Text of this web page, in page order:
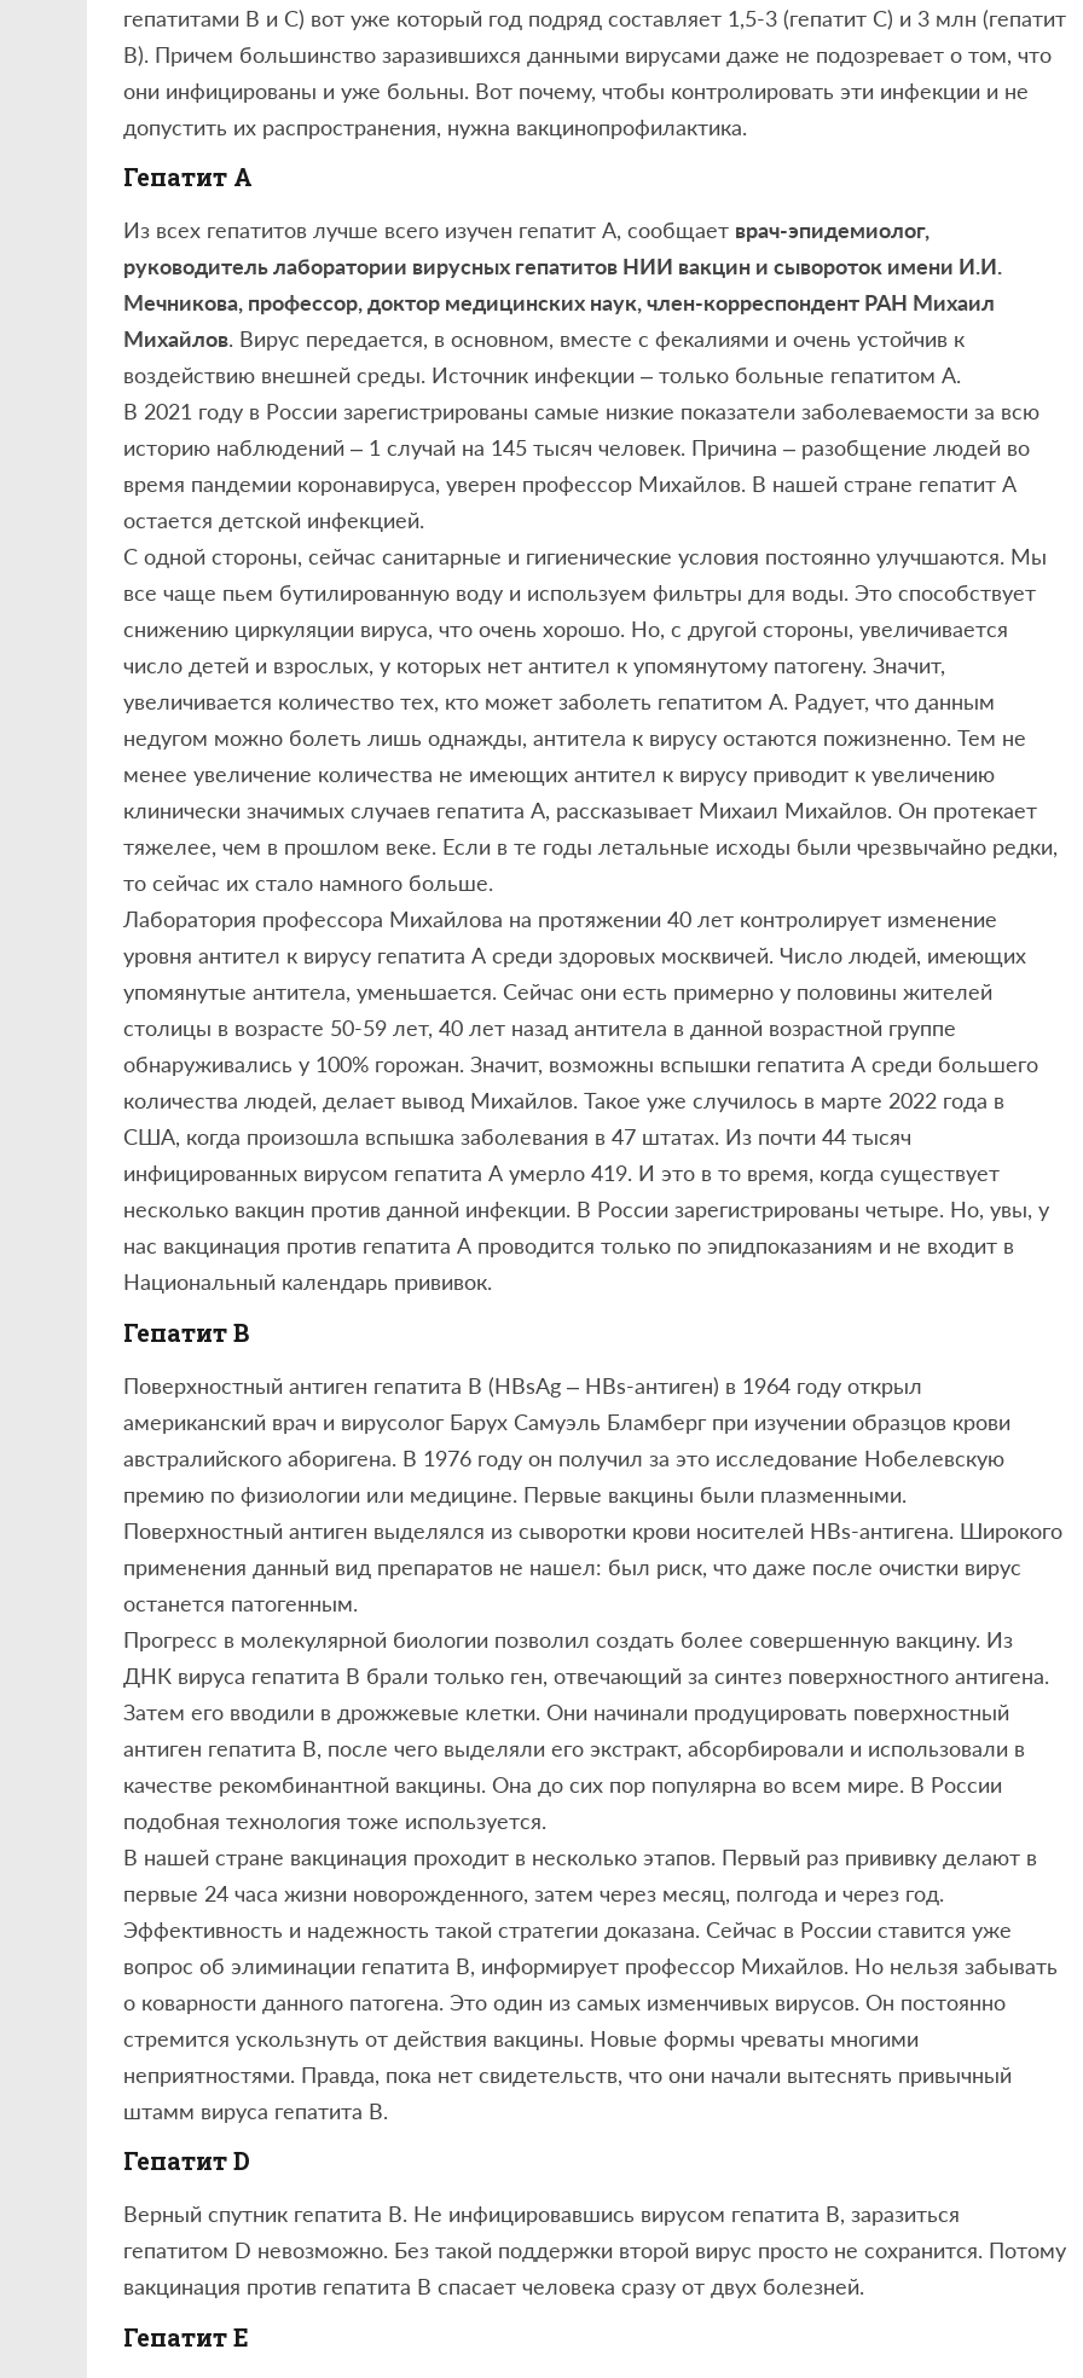
гепатитами В и С) вот уже который год подряд составляет 1,5-3 (гепатит С) и 3 млн (гепатит
В). Причем большинство заразившихся данными вирусами даже не подозревает о том, что
они инфицированы и уже больны. Вот почему, чтобы контролировать эти инфекции и не
допустить их распространения, нужна вакцинопрофилактика.
Гепатит А
Из всех гепатитов лучше всего изучен гепатит А, сообщает врач-эпидемиолог,
руководитель лаборатории вирусных гепатитов НИИ вакцин и сывороток имени И.И.
Мечникова, профессор, доктор медицинских наук, член-корреспондент РАН Михаил
Михайлов. Вирус передается, в основном, вместе с фекалиями и очень устойчив к
воздействию внешней среды. Источник инфекции – только больные гепатитом А.
В 2021 году в России зарегистрированы самые низкие показатели заболеваемости за всю
историю наблюдений – 1 случай на 145 тысяч человек. Причина – разобщение людей во
время пандемии коронавируса, уверен профессор Михайлов. В нашей стране гепатит А
остается детской инфекцией.
С одной стороны, сейчас санитарные и гигиенические условия постоянно улучшаются. Мы
все чаще пьем бутилированную воду и используем фильтры для воды. Это способствует
снижению циркуляции вируса, что очень хорошо. Но, с другой стороны, увеличивается
число детей и взрослых, у которых нет антител к упомянутому патогену. Значит,
увеличивается количество тех, кто может заболеть гепатитом А. Радует, что данным
недугом можно болеть лишь однажды, антитела к вирусу остаются пожизненно. Тем не
менее увеличение количества не имеющих антител к вирусу приводит к увеличению
клинически значимых случаев гепатита А, рассказывает Михаил Михайлов. Он протекает
тяжелее, чем в прошлом веке. Если в те годы летальные исходы были чрезвычайно редки,
то сейчас их стало намного больше.
Лаборатория профессора Михайлова на протяжении 40 лет контролирует изменение
уровня антител к вирусу гепатита А среди здоровых москвичей. Число людей, имеющих
упомянутые антитела, уменьшается. Сейчас они есть примерно у половины жителей
столицы в возрасте 50-59 лет, 40 лет назад антитела в данной возрастной группе
обнаруживались у 100% горожан. Значит, возможны вспышки гепатита А среди большего
количества людей, делает вывод Михайлов. Такое уже случилось в марте 2022 года в
США, когда произошла вспышка заболевания в 47 штатах. Из почти 44 тысяч
инфицированных вирусом гепатита А умерло 419. И это в то время, когда существует
несколько вакцин против данной инфекции. В России зарегистрированы четыре. Но, увы, у
нас вакцинация против гепатита А проводится только по эпидпоказаниям и не входит в
Национальный календарь прививок.
Гепатит В
Поверхностный антиген гепатита B (HBsAg – HBs-антиген) в 1964 году открыл
американский врач и вирусолог Барух Самуэль Бламберг при изучении образцов крови
австралийского аборигена. В 1976 году он получил за это исследование Нобелевскую
премию по физиологии или медицине. Первые вакцины были плазменными.
Поверхностный антиген выделялся из сыворотки крови носителей HBs-антигена. Широкого
применения данный вид препаратов не нашел: был риск, что даже после очистки вирус
останется патогенным.
Прогресс в молекулярной биологии позволил создать более совершенную вакцину. Из
ДНК вируса гепатита В брали только ген, отвечающий за синтез поверхностного антигена.
Затем его вводили в дрожжевые клетки. Они начинали продуцировать поверхностный
антиген гепатита В, после чего выделяли его экстракт, абсорбировали и использовали в
качестве рекомбинантной вакцины. Она до сих пор популярна во всем мире. В России
подобная технология тоже используется.
В нашей стране вакцинация проходит в несколько этапов. Первый раз прививку делают в
первые 24 часа жизни новорожденного, затем через месяц, полгода и через год.
Эффективность и надежность такой стратегии доказана. Сейчас в России ставится уже
вопрос об элиминации гепатита В, информирует профессор Михайлов. Но нельзя забывать
о коварности данного патогена. Это один из самых изменчивых вирусов. Он постоянно
стремится ускользнуть от действия вакцины. Новые формы чреваты многими
неприятностями. Правда, пока нет свидетельств, что они начали вытеснять привычный
штамм вируса гепатита В.
ГепатитD
Верный спутник гепатита В. Не инфицировавшись вирусом гепатита В, заразиться
гепатитом D невозможно. Без такой поддержки второй вирус просто не сохранится. Потому
вакцинация против гепатита В спасает человека сразу от двух болезней.
Гепатит Е